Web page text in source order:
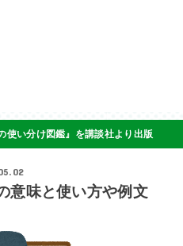
使い分け図鑑』を講談社より出版
意味と使い方や例文